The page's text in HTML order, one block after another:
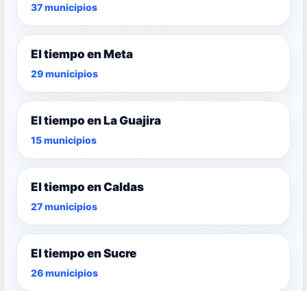
37 municipios
El tiempo en Meta
29 municipios
El tiempo en La Guajira
15 municipios
El tiempo en Caldas
27 municipios
El tiempo en Sucre
26 municipios